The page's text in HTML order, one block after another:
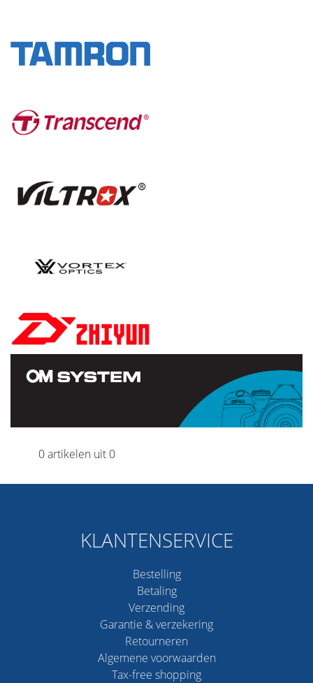
0 artikelen uit 0
KLANTENSERVICE
Bestelling
Betaling
Verzending
Garantie & verzekering
Retourneren
Algemene voorwaarden
Tax-free shopping